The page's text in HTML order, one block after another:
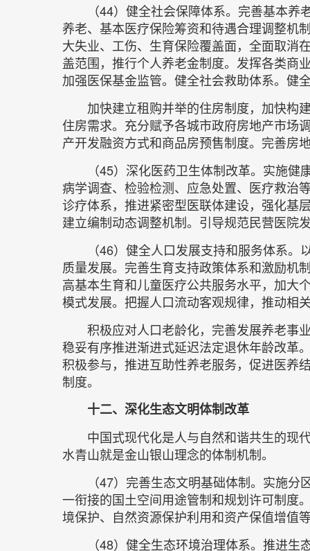
（44）健全社会保障体系。完善基本
养老、基本医疗保险筹资和待遇合理调整机
大失业、工伤、生育保险覆盖面，全面取消
盖范围，推行个人养老金制度。发挥各类商
加强医保基金监管。健全社会救助体系。健
加快建立租购并举的住房制度，加快构
住房需求。充分赋予各城市政府房地产市场
产开发融资方式和商品房预售制度。完善房
（45）深化医药卫生体制改革。实施
病学调查、检验检测、应急处置、医疗救治
诊疗体系，推进紧密型医联体建设，强化基
建立编制动态调整机制。引导规范民营医院
（46）健全人口发展支持和服务体系
质量发展。完善生育支持政策体系和激励机
高基本生育和儿童医疗公共服务水平，加大
模式发展。把握人口流动客观规律，推动相
积极应对人口老龄化，完善发展养老事
稳妥有序推进渐进式延迟法定退休年龄改革
积极参与，推进互助性养老服务，促进医养
制度。
十二、深化生态文明体制改革
中国式现代化是人与自然和谐共生的现
水青山就是金山银山理念的体制机制。
（47）完善生态文明基础体制。实施
一衔接的国土空间用途管制和规划许可制度
境保护、自然资源保护利用和资产保值增值
（48）健全生态环境治理体系。推进